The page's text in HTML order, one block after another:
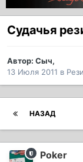
Судачья
Автор: Сыч,
13 Июля 2011 в
НАЗАД
Poker